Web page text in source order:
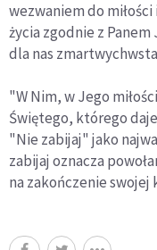
wezwaniem do
życia zgodnie z
dla nas
"W Nim, w Jego
Świętego, którego
"Nie zabijaj" jako
zabijaj oznacza
na zakończenie swojej